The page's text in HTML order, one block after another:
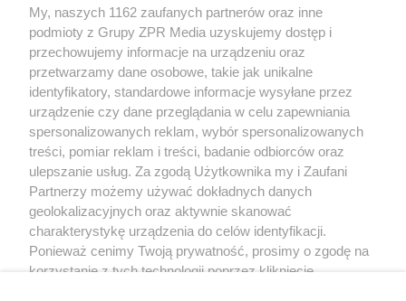
My, naszych 1162 zaufanych partnerów oraz inne
podmioty z Grupy ZPR Media uzyskujemy dostęp i
przechowujemy informacje na urządzeniu oraz
przetwarzamy dane osobowe, takie jak unikalne
identyfikatory, standardowe informacje wysyłane przez
urządzenie czy dane przeglądania w celu zapewniania
spersonalizowanych reklam, wybór spersonalizowanych
treści, pomiar reklam i treści, badanie odbiorców oraz
ulepszanie usług. Za zgodą Użytkownika my i Zaufani
Partnerzy możemy używać dokładnych danych
geolokalizacyjnych oraz aktywnie skanować
charakterystykę urządzenia do celów identyfikacji.
Ponieważ cenimy Twoją prywatność, prosimy o zgodę na
korzystanie z tych technologii poprzez kliknięcie